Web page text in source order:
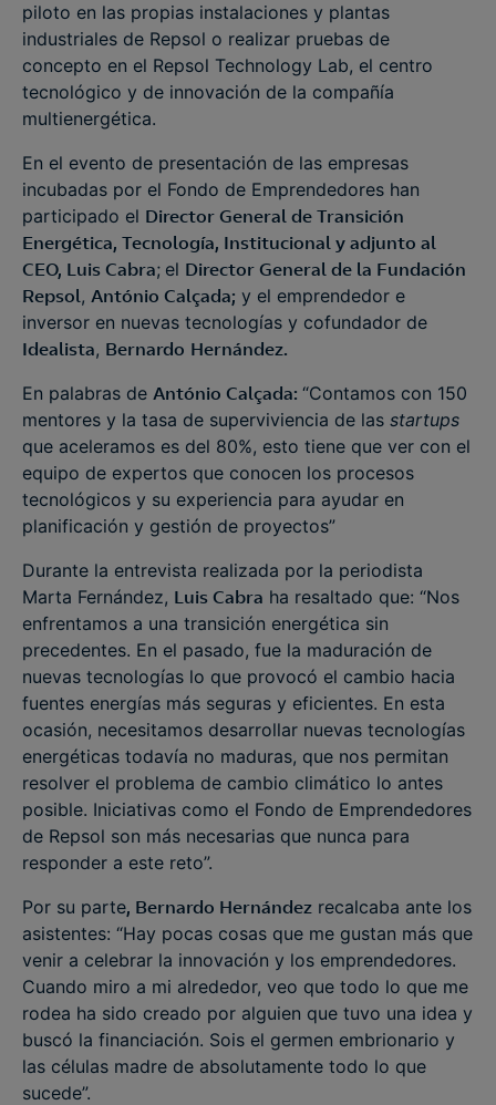
piloto en las propias instalaciones y plantas
industriales de Repsol o realizar pruebas de
concepto en el Repsol Technology Lab, el centro
tecnológico y de innovación de la compañía
multienergética.
En el evento de presentación de las empresas
incubadas por el Fondo de Emprendedores han
participado el Director General de Transición
Energética, Tecnología, Institucional y adjunto al
CEO, Luis Cabra; el Director General de la Fundación
Repsol, António Calçada; y el emprendedor e
inversor en nuevas tecnologías y cofundador de
Idealista, Bernardo Hernández.
En palabras de António Calçada: “Contamos con 150
mentores y la tasa de superviviencia de las startups
que aceleramos es del 80%, esto tiene que ver con el
equipo de expertos que conocen los procesos
tecnológicos y su experiencia para ayudar en
planificación y gestión de proyectos”
Durante la entrevista realizada por la periodista
Marta Fernández, Luis Cabra ha resaltado que: “Nos
enfrentamos a una transición energética sin
precedentes. En el pasado, fue la maduración de
nuevas tecnologías lo que provocó el cambio hacia
fuentes energías más seguras y eficientes. En esta
ocasión, necesitamos desarrollar nuevas tecnologías
energéticas todavía no maduras, que nos permitan
resolver el problema de cambio climático lo antes
posible. Iniciativas como el Fondo de Emprendedores
de Repsol son más necesarias que nunca para
responder a este reto”.
Por su parte, Bernardo Hernández recalcaba ante los
asistentes: “Hay pocas cosas que me gustan más que
venir a celebrar la innovación y los emprendedores.
Cuando miro a mi alrededor, veo que todo lo que me
rodea ha sido creado por alguien que tuvo una idea y
buscó la financiación. Sois el germen embrionario y
las células madre de absolutamente todo lo que
sucede”.